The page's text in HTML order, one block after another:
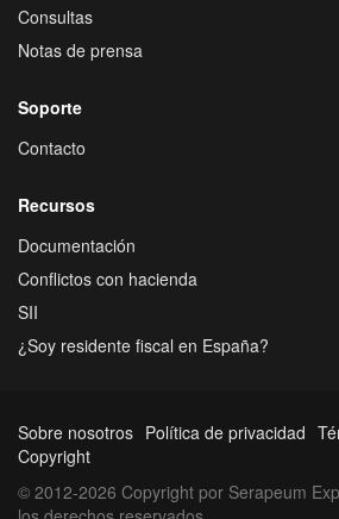
Consultas
Notas de prensa
Soporte
Contacto
Recursos
Documentación
Conflictos con hacienda
SII
¿Soy residente fiscal en España?
Sobre nosotros Política de privacidad
Copyright
© 2012-2026 Copyright por Serapeum